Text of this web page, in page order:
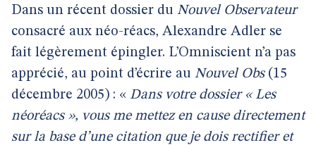
Dans un récent dossier du Nouvel Observateur
consacré aux néo-réacs, Alexandre Adler se
fait légèrement épingler. L’Omniscient n’a pas
apprécié, au point d’écrire au Nouvel Obs(15
décembre 2005) : « Dans votre dossier « Les
néoréacs », vous me mettez en cause directement
sur la base d’une citation que je dois rectifier et